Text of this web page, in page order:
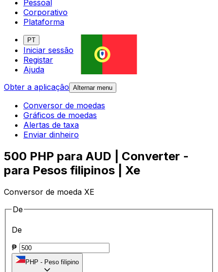
Pessoal
Corporativo
Plataforma
PT
Iniciar sessão
Registar
Ajuda
Obter a aplicação Alternar menu
Conversor de moedas
Gráficos de moedas
Alertas de taxa
Enviar dinheiro
500 PHP para AUD | Converter -
para Pesos filipinos | Xe
Conversor de moeda XE
De
De
₱
PHP - Peso filipino